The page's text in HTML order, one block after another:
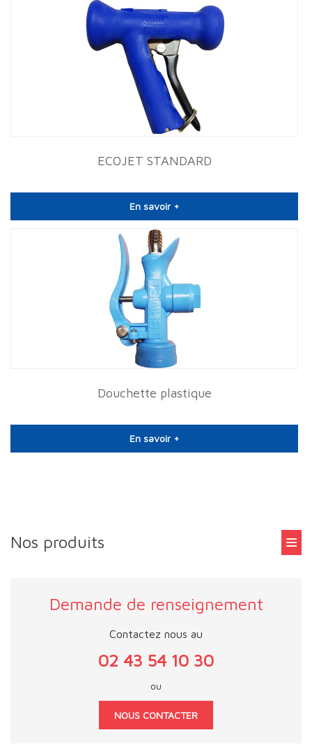
ECOJET STANDARD
En savoir +
Douchette plastique
En savoir +
Nos produits
Demande de renseignement
Contactez nous au
02 43 54 10 30
ou
NOUS CONTACTER